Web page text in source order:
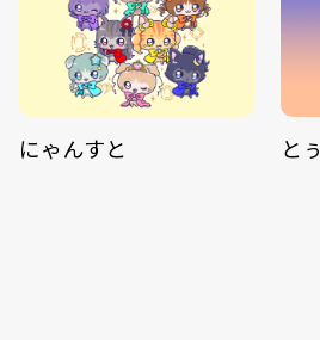
にゃんすと と